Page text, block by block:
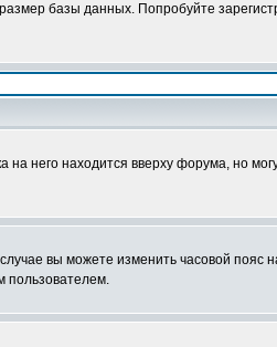
базы данных. Попробуйте
на него находится вверху форума, но
вы можете изменить часовой пояс
пользователем.